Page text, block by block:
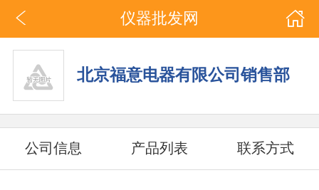
仪器批发网
北京福意电器有限公司销售部
公司信息 产品列表 联系方式